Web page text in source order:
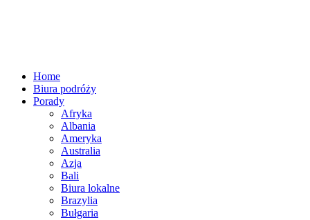
Home
Biura podróży
Porady
Afryka
Albania
Ameryka
Australia
Azja
Bali
Biura lokalne
Brazylia
Bułgaria